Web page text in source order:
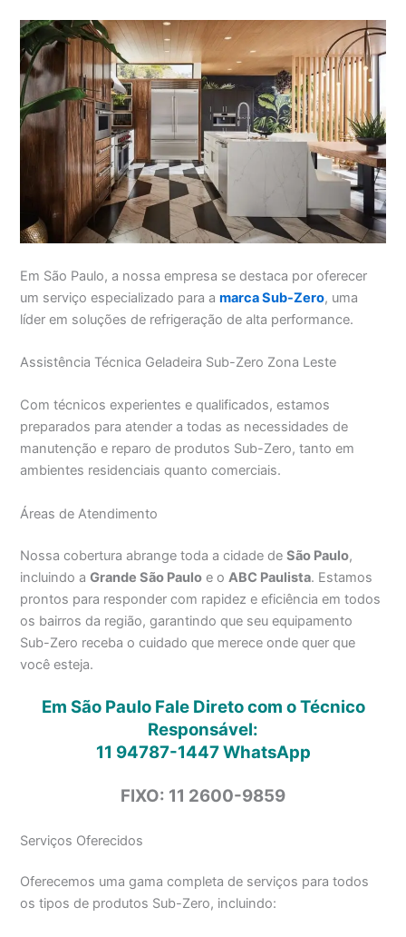
Em São Paulo, a nossa empresa se destaca por oferecer
um serviço especializado para amarca Sub-Zero, uma
líder em soluções de refrigeração de alta performance.
Assistência Técnica Geladeira Sub-Zero Zona Leste
Com técnicos experientes e qualificados, estamos
preparados para atender a todas as necessidades de
manutenção e reparo de produtos Sub-Zero, tanto em
ambientes residenciais quanto comerciais.
Áreas de Atendimento
Nossa cobertura abrange toda a cidade deSão Paulo,
incluindo aGrande São Paulo e o ABC Paulista. Estamos
prontos para responder com rapidez e eficiência em todos
os bairros da região, garantindo que seu equipamento
Sub-Zero receba o cuidado que merece onde quer que
você esteja.
Em São Paulo Fale Direto com o Técnico
Responsável:
11 94787-1447WhatsApp
FIXO: 11 2600-9859
Serviços Oferecidos
Oferecemos uma gama completa de serviços para todos
os tipos de produtos Sub-Zero, incluindo: